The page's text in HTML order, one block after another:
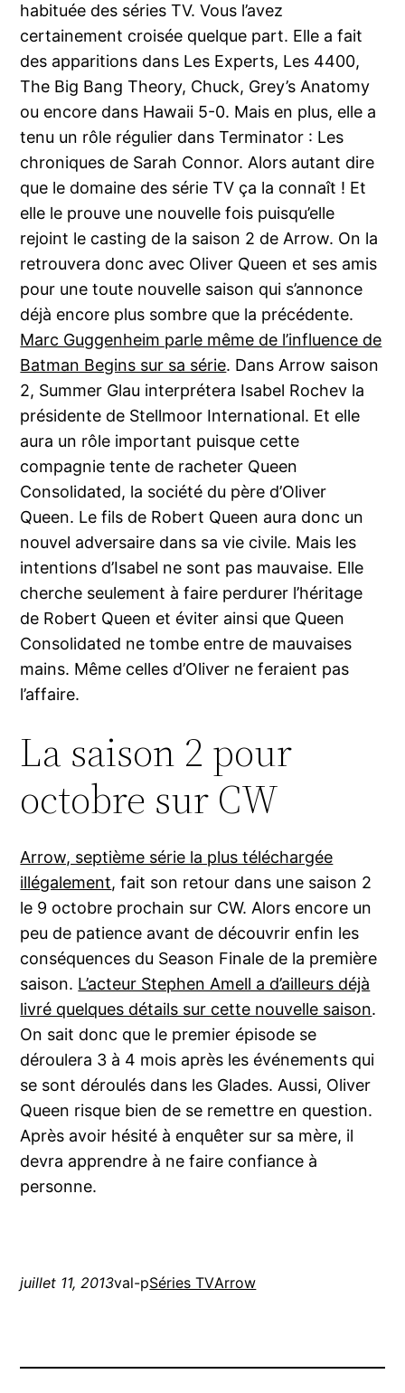
habituée des séries TV. Vous l’avez
certainement croisée quelque part. Elle a fait
des apparitions dans Les Experts, Les 4400,
The Big Bang Theory, Chuck, Grey’s Anatomy
ou encore dans Hawaii 5-0. Mais en plus, elle a
tenu un rôle régulier dans Terminator : Les
chroniques de Sarah Connor. Alors autant dire
que le domaine des série TV ça la connaît ! Et
elle le prouve une nouvelle fois puisqu’elle
rejoint le casting de la saison 2 de Arrow. On la
retrouvera donc avec Oliver Queen et ses amis
pour une toute nouvelle saison qui s’annonce
déjà encore plus sombre que la précédente.
Marc Guggenheim parle même de l’influence de
Batman Begins sur sa série. Dans Arrow saison
2, Summer Glau interprétera Isabel Rochev la
présidente de Stellmoor International. Et elle
aura un rôle important puisque cette
compagnie tente de racheter Queen
Consolidated, la société du père d’Oliver
Queen. Le fils de Robert Queen aura donc un
nouvel adversaire dans sa vie civile. Mais les
intentions d’Isabel ne sont pas mauvaise. Elle
cherche seulement à faire perdurer l’héritage
de Robert Queen et éviter ainsi que Queen
Consolidated ne tombe entre de mauvaises
mains. Même celles d’Oliver ne feraient pas
l’affaire.
La saison 2 pour
octobre sur CW
Arrow, septième série la plus téléchargée
illégalement, fait son retour dans une saison 2
le 9 octobre prochain sur CW. Alors encore un
peu de patience avant de découvrir enfin les
conséquences du Season Finale de la première
saison. L’acteur Stephen Amell a d’ailleurs déjà
livré quelques détails sur cette nouvelle saison.
On sait donc que le premier épisode se
déroulera 3 à 4 mois après les événements qui
se sont déroulés dans les Glades. Aussi, Oliver
Queen risque bien de se remettre en question.
Après avoir hésité à enquêter sur sa mère, il
devra apprendre à ne faire confiance à
personne.
juillet 11, 2013val-pSéries TVArrow